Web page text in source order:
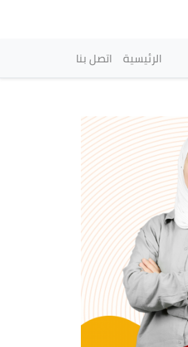
principale
الرئيسية اتصل بنا